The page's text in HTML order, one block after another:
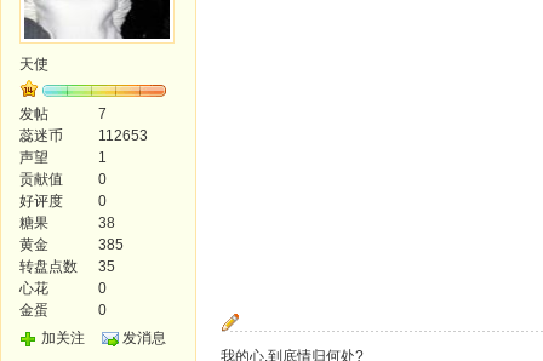
天使
发帖
7
蕊迷币
112653
声望
1
贡献值
0
好评度
0
糖果
38
黄金
385
转盘点数
35
心花
0
金蛋
0
加关注
发消息
我的心,到底情归何处?